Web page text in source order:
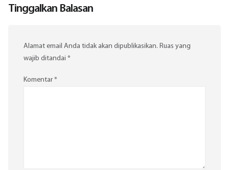
Tinggalkan Balasan
Alamat email Anda tidak akan dipublikasikan. Ruas yang
wajib ditandai *
Komentar*